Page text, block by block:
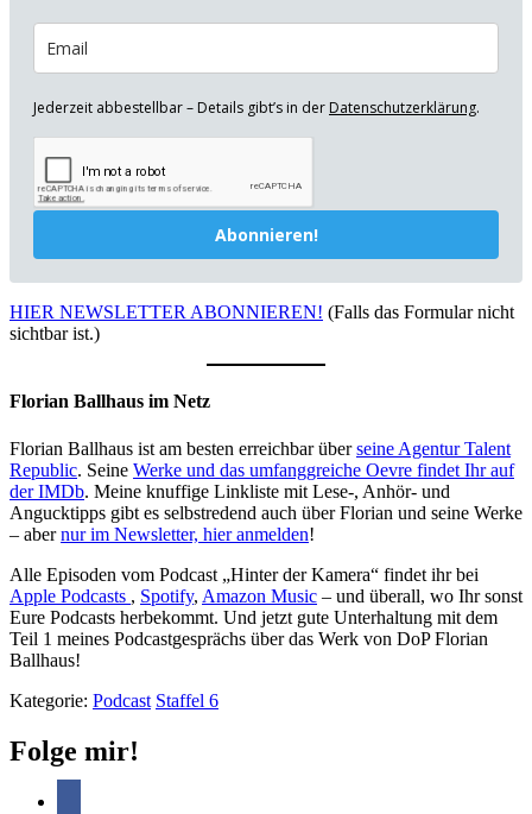
Jederzeit abbestellbar – Details gibt’s in der Datenschutzerklärung.
Abonnieren!
HIER NEWSLETTER ABONNIEREN! (Falls das Formular nicht
sichtbar ist.)
Florian Ballhaus im Netz
Florian Ballhaus ist am besten erreichbar überseine Agentur Talent
Republic. Seine Werke und das umfanggreiche Oevre findet Ihr auf
der IMDb. Meine knuffige Linkliste mit Lese-, Anhör- und
Angucktipps gibt es selbstredend auch über Florian und seine Werke
– abernur im Newsletter, hier anmelden!
Alle Episoden vom Podcast „Hinter der Kamera“ findet ihr bei
Apple Podcasts , Spotify, Amazon Music – und überall, wo Ihr sonst
Eure Podcasts herbekommt. Und jetzt gute Unterhaltung mit dem
Teil 1 meines Podcastgesprächs über das Werk von DoP Florian
Ballhaus!
Kategorie: Podcast Staffel 6
Folge mir!